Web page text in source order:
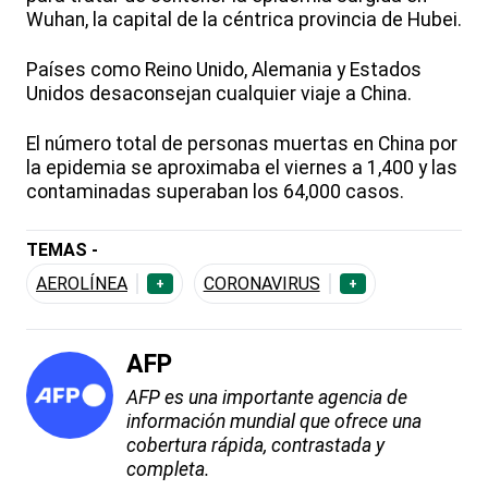
Wuhan, la capital de la céntrica provincia de Hubei.
Países como Reino Unido, Alemania y Estados
Unidos desaconsejan cualquier viaje a China.
El número total de personas muertas en China por
la epidemia se aproximaba el viernes a 1,400 y las
contaminadas superaban los 64,000 casos.
TEMAS -
AEROLÍNEA
+ CORONAVIRUS +
AFP
AFP es una importante agencia de
información mundial que ofrece una
cobertura rápida, contrastada y
completa.